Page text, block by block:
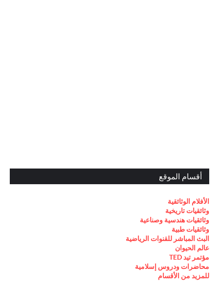
أقسام الموقع
الأفلام الوثائقية
وثائقيات تاريخية
وثائقيات هندسية وصناعية
وثائقيات طبية
البث المباشر للقنوات الرياضية
عالم الحيوان
مؤتمر تيد TED
محاضرات ودروس إسلامية
للمزيد من الأقسام